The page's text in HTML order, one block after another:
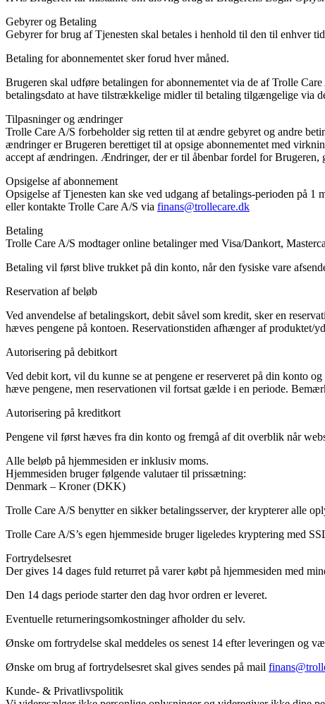
Gebyrer og Betaling
Gebyrer for brug af Tjenesten skal betales i henhold til den til enhver
Betaling for abonnementet sker forud hver måned.
Brugeren skal udføre betalingen for abonnementet via de af Trolle
betalingsdato at have tilstrækkelige midler til betaling tilgængelige via
Tilpasninger og ændringer
Trolle Care A/S forbeholder sig retten til at ændre gebyret og andre
ændringer er Brugeren berettiget til at opsige abonnementet med
accept af ændringen. Ændringer, der er til åbenbar fordel for Brugeren,
Opsigelse af abonnement
Opsigelse af Tjenesten kan ske ved udgang af betalings-perioden på
eller kontakte Trolle Care A/S via finans@trollecare.dk
Betaling
Trolle Care A/S modtager online betalinger med Visa/Dankort,
Betaling vil først blive trukket på din konto, når den fysiske vare
Reservation af beløb
Ved anvendelse af betalingskort, debit såvel som kredit, sker en
hæves pengene på kontoen. Reservationstiden afhænger af produktet/
Autorisering på debitkort
Ved debit kort, vil du kunne se at pengene er reserveret på din konto
hæve pengene, men reservationen vil fortsat gælde i en periode.
Autorisering på kreditkort
Pengene vil først hæves fra din konto og fremgå af dit overblik når
Alle beløb på hjemmesiden er inklusiv moms.
Hjemmesiden bruger følgende valutaer til prissætning:
Denmark – Kroner (DKK)
Trolle Care A/S benytter en sikker betalingsserver, der krypterer alle
Trolle Care A/S’s egen hjemmeside bruger ligeledes kryptering med
Fortrydelsesret
Der gives 14 dages fuld returret på varer købt på hjemmesiden med
Den 14 dags periode starter den dag hvor ordren er leveret.
Eventuelle returneringsomkostninger afholder du selv.
Ønske om fortrydelse skal meddeles os senest 14 efter leveringen og
Ønske om brug af fortrydelsesret skal gives sendes på mail
Kunde- & Privatlivspolitik